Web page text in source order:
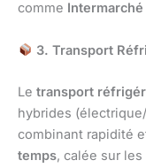
comme Intermarché
3. Transport
Le transport
hybrides
combinant rapidité
temps, calée sur